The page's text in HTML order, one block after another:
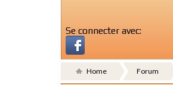
Se connecter avec:
Home Forum